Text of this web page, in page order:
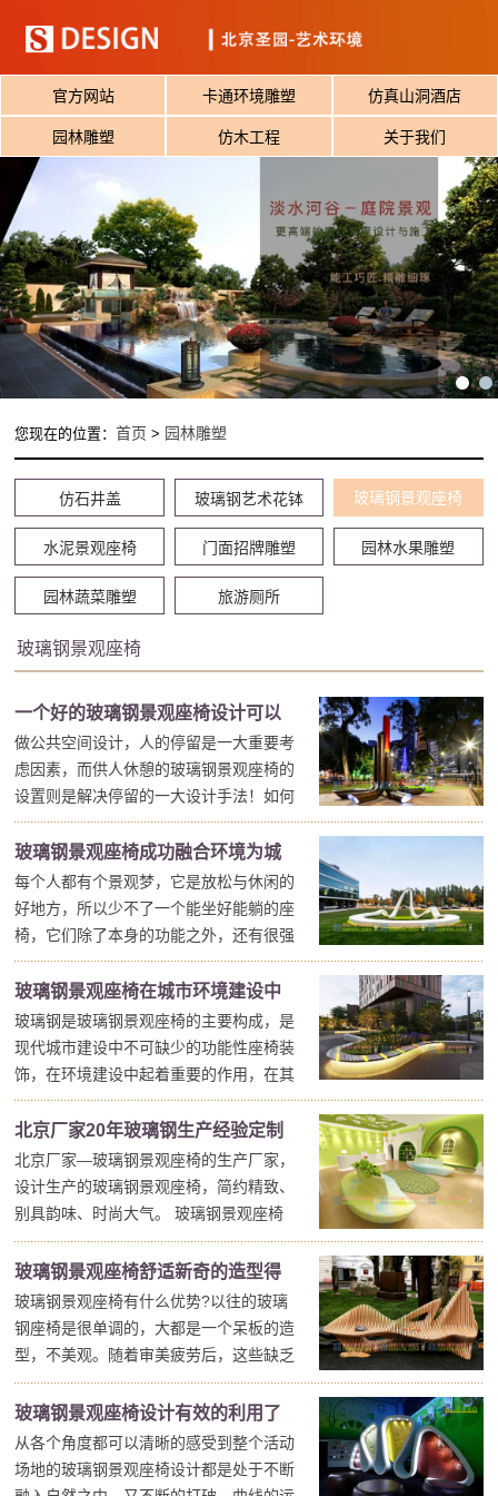
官方网站 卡通环境雕塑 仿真山洞酒店
园林雕塑 仿木工程 关于我们
您现在的位置：首页 > 园林雕塑
仿石井盖 玻璃钢艺术花钵 玻璃钢景观座椅
水泥景观座椅 门面招牌雕塑 园林水果雕塑
园林蔬菜雕塑 旅游厕所
玻璃钢景观座椅
一个好的玻璃钢景观座椅设计可以
极大提升环境的整体气质
做公共空间设计，人的停留是一大重要考
虑因素，而供人休憩的玻璃钢景观座椅的
设置则是解决停留的一大设计手法！如何
设计一个满足人的需求、符合人的尺度、
舒适安全、功能多样、可灵活切换且能融
入整体环境的玻璃钢景观座椅是一大学
问，好的玻璃钢景观座椅设计可以极大提
升环境气质。 玻...
玻璃钢景观座椅成功融合环境为城
市景观提供优雅美丽的背景
每个人都有个景观梦，它是放松与休闲的
好地方，所以少不了一个能坐好能躺的座
椅，它们除了本身的功能之外，还有很强
的装饰作用。玻璃钢景观座椅就实现了这
一点。 那么如何实现玻璃钢景观座椅好
看又实用呢？先，玻璃钢景观座椅要与你
景观的整体风格匹配，还有要根据当地附
近人们的生活方...
玻璃钢景观座椅在城市环境建设中
发挥着多姿多彩的作用
玻璃钢是玻璃钢景观座椅的主要构成，是
现代城市建设中不可缺少的功能性座椅装
饰，在环境建设中起着重要的作用，在其
设计手法上，大体有以下分类：主题性玻
璃钢景观座椅、装饰性玻璃钢景观座椅和
陈列性玻璃钢景观座椅等。 先，主题性
玻璃钢景观座椅，这一类主要是指通过玻
璃钢景观座椅...
北京厂家20年玻璃钢生产经验定制
玻璃钢景观座椅选厂家
北京厂家—玻璃钢景观座椅的生产厂家，
设计生产的玻璃钢景观座椅，简约精致、
别具韵味、时尚大气。 玻璃钢景观座椅
主要用于商场，也用在公园、楼盘等地
方，简约又不失时尚，总是成为城市美陈
的风景线。简约现代、线条流畅的设计，
让生活美好，产品生产全程均由人工制作
完成。 玻璃钢...
玻璃钢景观座椅舒适新奇的造型得
到越来越多人们的亲睐
玻璃钢景观座椅有什么优势?以往的玻璃
钢座椅是很单调的，大都是一个呆板的造
型，不美观。随着审美疲劳后，这些缺乏
功能性的座椅已不符合人们的基本需求。
但是，玻璃钢景观座椅不一样，玻璃钢景
观座椅可以仿制任何形状，任何事物都可
以做的惟妙惟肖。考虑到玻璃钢景观座椅
舒适度—像懒...
玻璃钢景观座椅设计有效的利用了
空间资源增添了实用性
从各个角度都可以清晰的感受到整个活动
场地的玻璃钢景观座椅设计都是处于不断